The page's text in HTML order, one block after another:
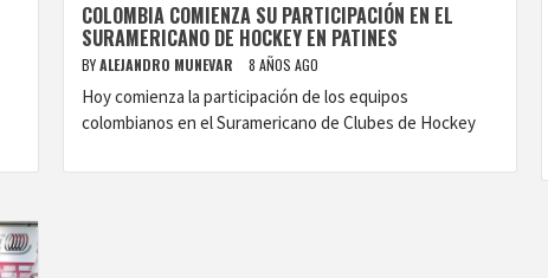
COLOMBIA COMIENZA SU PARTICIPACIÓN EN EL
SURAMERICANO DE HOCKEY EN PATINES
BYALEJANDRO MUNEVAR 8 AÑOS AGO
Hoy comienza la participación de los equipos
colombianos en el Suramericano de Clubes de Hockey